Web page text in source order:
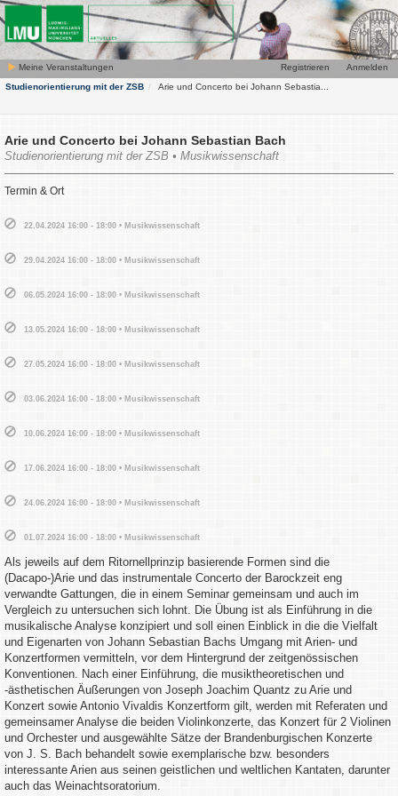
Meine Veranstaltungen Anmelden
Registrieren
Studienorientierung mit der ZSB
Arie und Concerto bei Johann Sebastia...
Arie und Concerto bei Johann Sebastian Bach
Studienorientierung mit der ZSB • Musikwissenschaft
Termin & Ort
22.04.2024 16:00 - 18:00 • Musikwissenschaft
29.04.2024 16:00 - 18:00 • Musikwissenschaft
06.05.2024 16:00 - 18:00 • Musikwissenschaft
13.05.2024 16:00 - 18:00 • Musikwissenschaft
27.05.2024 16:00 - 18:00 • Musikwissenschaft
03.06.2024 16:00 - 18:00 • Musikwissenschaft
10.06.2024 16:00 - 18:00 • Musikwissenschaft
17.06.2024 16:00 - 18:00 • Musikwissenschaft
24.06.2024 16:00 - 18:00 • Musikwissenschaft
01.07.2024 16:00 - 18:00 • Musikwissenschaft
Als jeweils auf dem Ritornellprinzip basierende Formen sind die
(Dacapo-)Arie und das instrumentale Concerto der Barockzeit eng
verwandte Gattungen, die in einem Seminar gemeinsam und auch im
Vergleich zu untersuchen sich lohnt. Die Übung ist als Einführung in die
musikalische Analyse konzipiert und soll einen Einblick in die die Vielfalt
und Eigenarten von Johann Sebastian Bachs Umgang mit Arien- und
Konzertformen vermitteln, vor dem Hintergrund der zeitgenössischen
Konventionen. Nach einer Einführung, die musiktheoretischen und
-ästhetischen Äußerungen von Joseph Joachim Quantz zu Arie und
Konzert sowie Antonio Vivaldis Konzertform gilt, werden mit Referaten und
gemeinsamer Analyse die beiden Violinkonzerte, das Konzert für 2 Violinen
und Orchester und ausgewählte Sätze der Brandenburgischen Konzerte
von J. S. Bach behandelt sowie exemplarische bzw. besonders
interessante Arien aus seinen geistlichen und weltlichen Kantaten, darunter
auch das Weinachtsoratorium.